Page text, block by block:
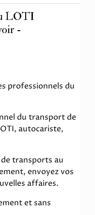
LOTI
-
professionnels du
du transport de
autocariste,
de transports au
envoyez vos
affaires.
et sans